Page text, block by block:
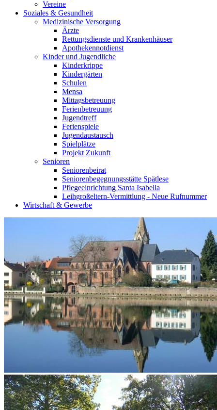
Vereine
Soziales & Gesundheit
Medizinische Versorgung
Ärzte
Rettungsdienste und Krankenhäuser
Apothekennotdienst
Kinder und Jugendliche
Kinderkrippe
Kindergärten
Schulen
Mensa
Mittagsbetreuung
Ferienbetreuung
Jugendtreff
Ferienspiele
Jugendaustausch
Spielplätze
Projekt Zukunft
Senioren
Seniorenbeirat
Seniorenbegegnungsstätte Spätlese
Pflegeeinrichtung Santa Isabella
Leihgroßeltern-Vermittlung - Neue Rufnummer
Wirtschaft & Gewerbe